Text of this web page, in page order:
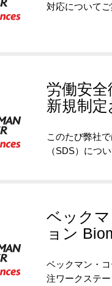
対応について
労働安全
新規制
このたび弊社
（SDS）につ
ベック
ョン
ベックマン・
注ワークステ